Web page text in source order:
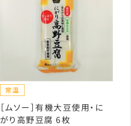
［ムソー］有機大豆使用・に
がり高野豆腐 6枚